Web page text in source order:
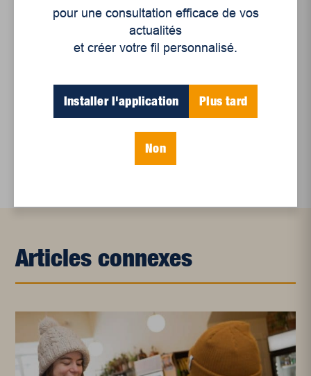
Un siècle de Mauriciennes dans la presse
Le sport professionnel féminin : en mouvement,
en croissance
Le sommeil, nouveau défi de santé publique
Articles connexes
pour une consultation efficace de vos
actualités
et créer votre fil personnalisé.
Installer l'application Plus tard
Non